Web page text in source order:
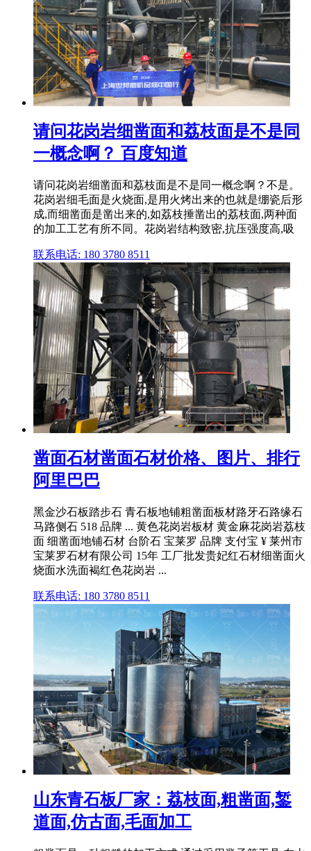
请问花岗岩细凿面和荔枝面是不是同
一概念啊？ 百度知道
请问花岗岩细凿面和荔枝面是不是同一概念啊？不是。
花岗岩细毛面是火烧面,是用火烤出来的也就是绷瓷后形
成,而细凿面是凿出来的,如荔枝捶凿出的荔枝面,两种面
的加工工艺有所不同。花岗岩结构致密,抗压强度高,吸
联系电话: 180 3780 8511
凿面石材凿面石材价格、图片、排行
阿里巴巴
黑金沙石板踏步石 青石板地铺粗凿面板材路牙石路缘石
马路侧石 518 品牌 ... 黄色花岗岩板材 黄金麻花岗岩荔枝
面 细凿面地铺石材 台阶石 宝莱罗 品牌 支付宝 ¥ 莱州市
宝莱罗石材有限公司 15年 工厂批发贵妃红石材细凿面火
烧面水洗面褐红色花岗岩 ...
联系电话: 180 3780 8511
山东青石板厂家：荔枝面,粗凿面,錾
道面,仿古面,毛面加工